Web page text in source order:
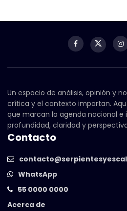
Un espacio de análisis, opinión y
crítica y el contexto importan.
que marcan la agenda nacional e
profundidad, claridad y
Contacto
WhatsApp
55 0000 0000
Acerca de